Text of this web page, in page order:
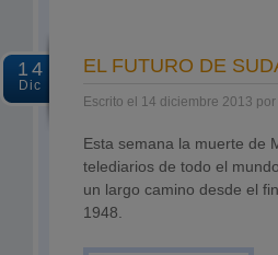
14
Dic
EL FUTURO DE
Escrito el 14 diciembre 2013
Esta semana la muerte de
telediarios de todo el
un largo camino desde el
1948.